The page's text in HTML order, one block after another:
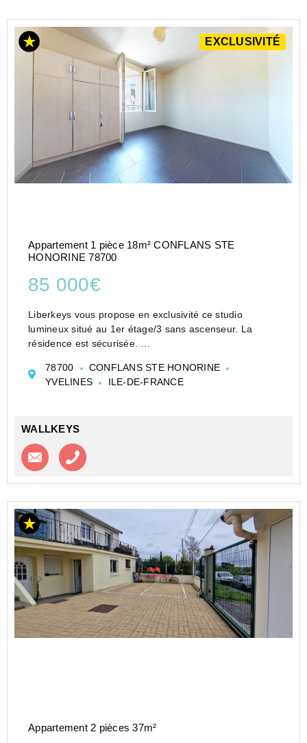
ACHAT
APPARTEMENT
ILE-
YVELINES
EXCLUSIVITÉ
Appartement 1 pièce 18m² CONFLANS STE
HONORINE 78700
85 000€
Liberkeys vous propose en exclusivité ce studio
lumineux situé au 1er étage/3 sans ascenseur. La
résidence est sécurisée.
coin cuisine, une salle d'eau avec WC.
Vous apprécierez la localisat...
78700
CONFLANS STE HONORINE
YVELINES
ILE-DE-FRANCE
WALLKEYS
Contacter l'agence
Appartement 2 pièces 37m²